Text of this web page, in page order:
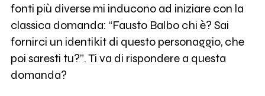
fonti più diverse mi inducono ad iniziare con la
classica domanda: “Fausto Balbo chi è? Sai
fornirci un identikit di questo personaggio, che
poi saresti tu?”. Ti va di rispondere a questa
domanda?